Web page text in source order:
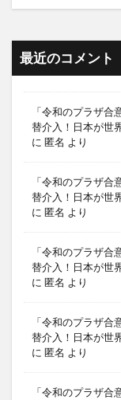
最近のコメント
「令和のプラザ
替介入！日本が世
に 匿名 より
「令和のプラザ
替介入！日本が世
に 匿名 より
「令和のプラザ
替介入！日本が世
に 匿名 より
「令和のプラザ
替介入！日本が世
に 匿名 より
「令和のプラザ